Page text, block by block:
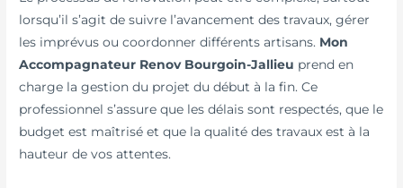
lorsqu’il s’agit de suivre l’avancement des travaux, gérer
les imprévus ou coordonner différents artisans. Mon
Accompagnateur Renov Bourgoin-Jallieu prend en
charge la gestion du projet du début à la fin. Ce
professionnel s’assure que les délais sont respectés, que le
budget est maîtrisé et que la qualité des travaux est à la
hauteur de vos attentes.